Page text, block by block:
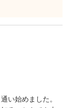
い始めました。